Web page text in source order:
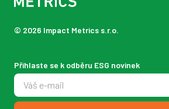
© 2026 Impact Metrics s.r.o.
Přihlaste se k odběru ESG novinek